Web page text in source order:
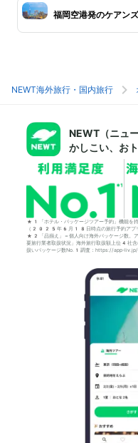
福岡空港発のケアン
NEWT海外旅行・国内旅行
NEWT（ニュー
かしこい、お
*1「ホテル・パッケージツアー予約」機能を持
（2025年6月18日時点の旅行予約アプリ
*2「品揃え」＝個人向け海外パッケージ
要旅行業者取扱状況」海外旅行取扱額上位4社
扱いパッケージ数No.1調査：https://